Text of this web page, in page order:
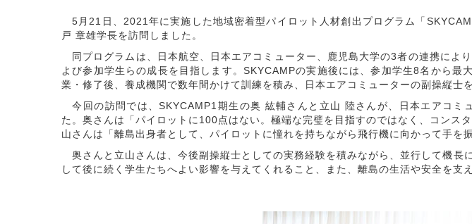
5月21日、2021年に実施した地域密着型パイロット人材創出プログラム「
戸 章雄学長を訪問しました。
同プログラムは、日本航空、日本エアコミューター、鹿児島大学の3者の連携によ
よび参加学生らの成長を目指します。SKYCAMPの実施後には、参加学生8名から
業・修了後、養成機関で数年間かけて訓練を積み、日本エアコミューターの副操縦士
今回の訪問では、SKYCAMP1期生の奥 紘輔さんと立山 陸さんが、日本エアコミ
た。奥さんは「パイロットに100点はない。極端な完璧を目指すのではなく、コン
山さんは「離島出身者として、パイロットに憧れを持ちながら飛行機に向かって手を
奥さんと立山さんは、今後副操縦士としての実務経験を積みながら、並行して機長
して後に続く学生たちへよい影響を与えてくれること、また、離島の生活や安全を支